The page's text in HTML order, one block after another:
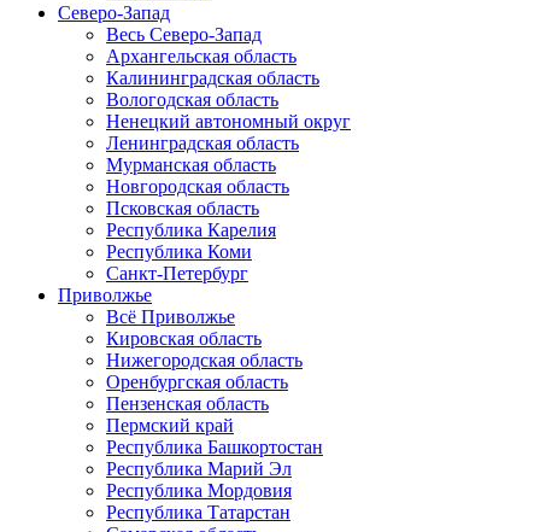
Северо-Запад
Весь Северо-Запад
Архангельская область
Калининградская область
Вологодская область
Ненецкий автономный округ
Ленинградская область
Мурманская область
Новгородская область
Псковская область
Республика Карелия
Республика Коми
Санкт-Петербург
Приволжье
Всё Приволжье
Кировская область
Нижегородская область
Оренбургская область
Пензенская область
Пермский край
Республика Башкортостан
Республика Марий Эл
Республика Мордовия
Республика Татарстан